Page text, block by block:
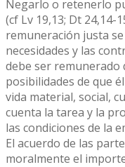
Negarlo o retenerlo
(cf Lv 19,13; Dt 24,14-
remuneración justa
necesidades y las
debe ser remunerado
posibilidades de que
vida material, social,
cuenta la tarea y la
las condiciones de la
El acuerdo de las
moralmente el